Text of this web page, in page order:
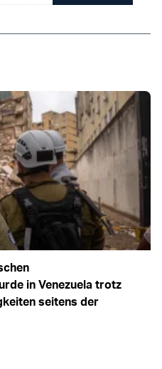
in Venezuela trotz
seitens der